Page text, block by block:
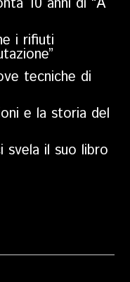
i rifiuti
tecniche di
e la storia del
svela il suo libro